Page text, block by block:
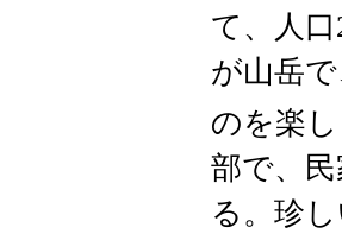
て、人
が山岳
のを楽
部で、
る。珍